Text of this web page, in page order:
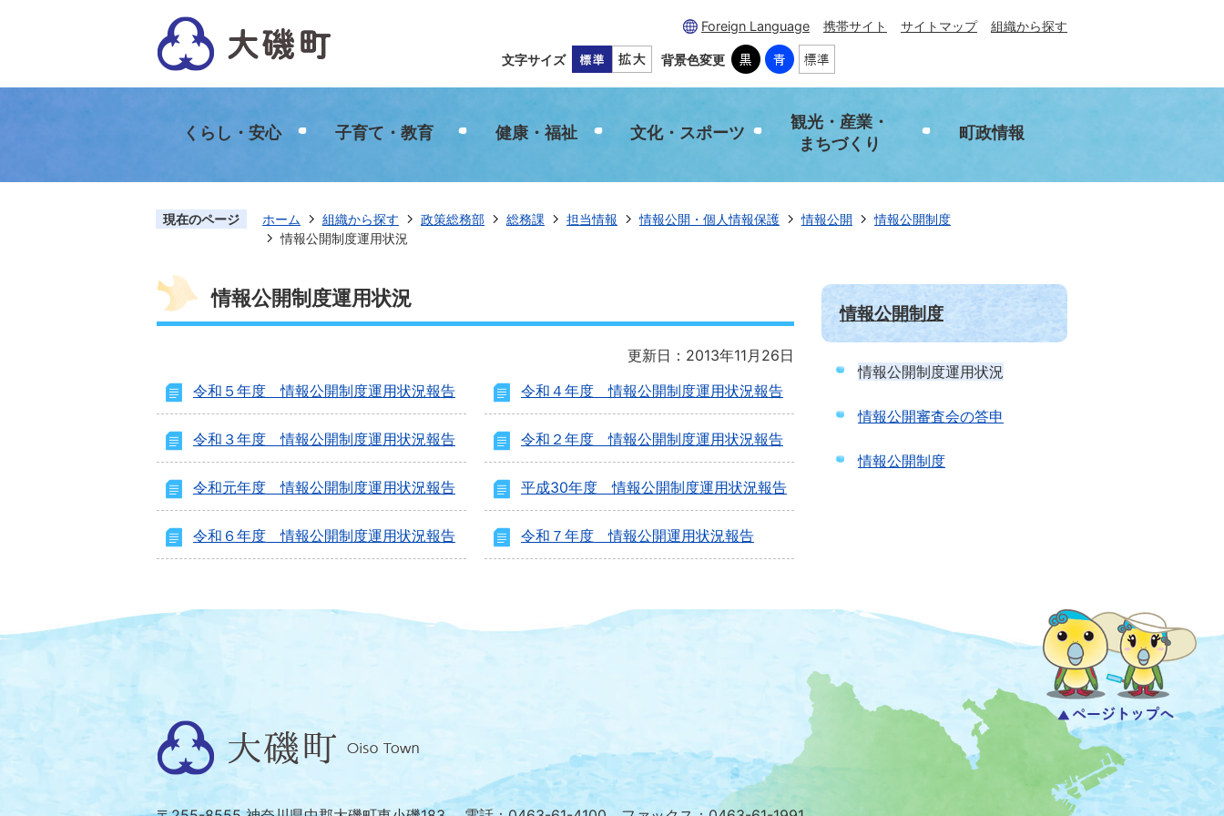
Foreign Language 携帯サイト サイトマップ 組織から探す
文字サイズ 背景色変更
くらし・安心 子育て・教育 健康・福祉 文化・スポーツ
観光・産業・
まちづくり
町政情報
現在のページ ホーム 組織から探す 政策総務部 総務課 担当情報 情報公開・個人情報保護 情報公開
情報公開制度
情報公開制度運用状況
情報公開制度運用状況
更新日：2013年11月26日
令和５年度 情報公開制度運用状況報告
令和４年度 情報公開制度運用状況報告
令和３年度 情報公開制度運用状況報告 令和２年度 情報公開制度運用状況報告
令和元年度 情報公開制度運用状況報告 平成30年度 情報公開制度運用状況報告
令和６年度 情報公開制度運用状況報告 令和７年度 情報公開運用状況報告
情報公開制度
情報公開制度運用状況
情報公開審査会の答申
情報公開制度
位
置
を
大
磯